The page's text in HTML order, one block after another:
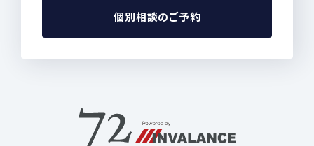
個別相談のご予約